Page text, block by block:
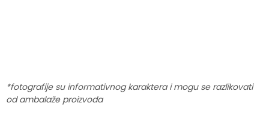
*fotografije su informativnog karaktera i mogu se razlikovati
od ambalaže proizvoda